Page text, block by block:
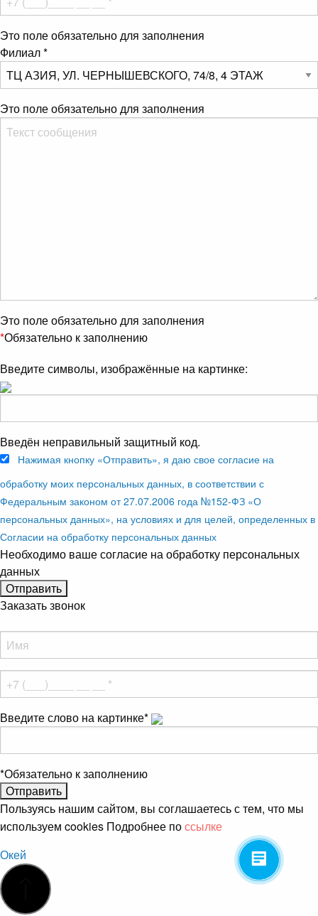
Это поле обязательно для заполнения
Филиал*
Это поле обязательно для заполнения
Это поле обязательно для заполнения
*Обязательно к заполнению
Введите символы, изображённые на картинке:
Введён неправильный защитный код.
Нажимая кнопку «Отправить», я даю свое согласие на
обработку моих персональных данных, в соответствии с
Федеральным законом от 27.07.2006 года №152-ФЗ «О
персональных данных», на условиях и для целей, определенных в
Согласии на обработку персональных данных
Необходимо ваше согласие на обработку персональных
данных
Заказать звонок
Введите слово на картинке*
*Обязательно к заполнению
Пользуясь нашим сайтом, вы соглашаетесь с тем, что мы
используем cookies Подробнее поссылке
Окей